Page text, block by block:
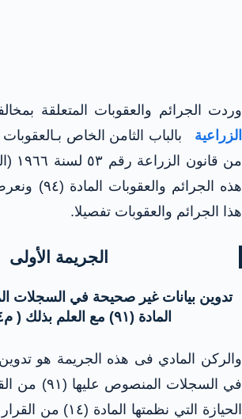
وردت الجرائم والعقوبات المتعلقة
الزراعية
بالباب الثامن الخاص بـالعقوبات
من
هذه الجرائم
هذا الجرائم والعقوبات تفصيلا.
الجريمة الأولى
تدوين بيانات غير صحيحة في السجلات
المادة (۹۱) مع العلم بذلك ( م۱۹٤- أ )
والركن المادي فى هذه الجريمة هو
في السجلات